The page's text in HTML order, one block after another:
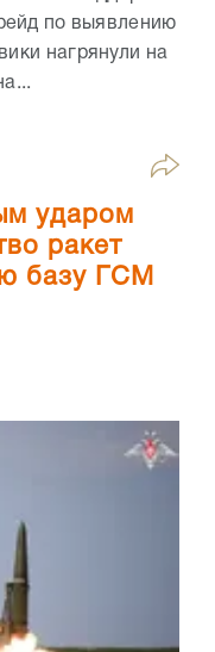
по выявлению
нагрянули на
ударом
ракет
базу ГСМ